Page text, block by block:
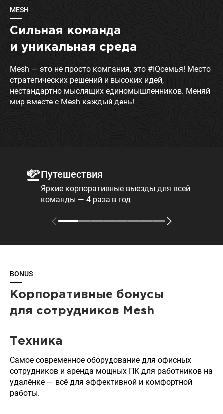
MESH
Сильная команда
и уникальная среда
Mesh — это не просто компания, это #IQсемья! Место
стратегических решений и высоких идей,
нестандартно мыслящих единомышленников. Меняй
мир вместе с Mesh каждый день!
Путешествия
Яркие корпоративные выезды для всей
команды — 4 раза в год
BONUS
Корпоративные бонусы
для сотрудников Mesh
Техника
Самое современное оборудование для офисных
сотрудников и аренда мощных ПК для работников на
удалёнке — всё для эффективной и комфортной
работы.